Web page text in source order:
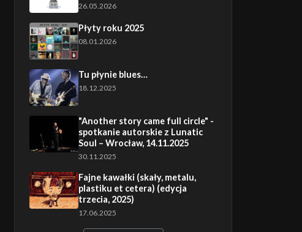
26.05.2026
Płyty roku 2025
08.01.2026
Tu płynie blues…
18.12.2025
"Another story came full circle" -
spotkanie autorskie z Lunatic
Soul – Wrocław, 14.11.2025
30.11.2025
Fajne kawałki (skały, metalu,
plastiku et cetera) (edycja
trzecia, 2025)
17.06.2025